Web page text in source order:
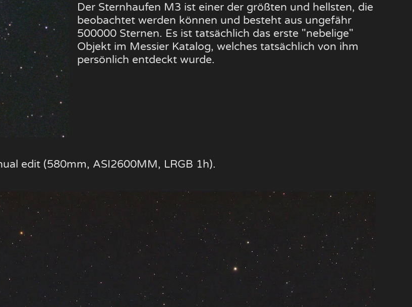
Der Sternhaufen M3 ist einer der größten und hellsten, die
beobachtet werden können und besteht aus ungefähr
500000 Sternen. Es ist tatsächlich das erste "nebelige"
Objekt im Messier Katalog, welches tatsächlich von ihm
persönlich entdeckt wurde.
edit (580mm, ASI2600MM, LRGB 1h).